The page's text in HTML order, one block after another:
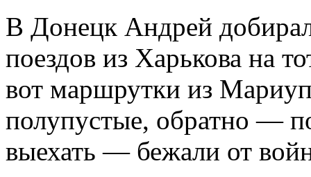
В Донецк Андрей
поездов из Харькова на
вот маршрутки из
полупустые, обратно —
выехать — бежали от